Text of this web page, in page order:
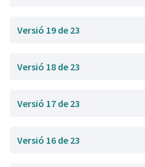
Versió 19 de 23
Versió 18 de 23
Versió 17 de 23
Versió 16 de 23